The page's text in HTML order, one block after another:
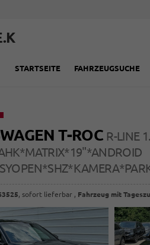
STARTSEITE FAHRZEUGSUCHE
T-ROC R-LINE
,sofort lieferbar , Fahrzeug mit